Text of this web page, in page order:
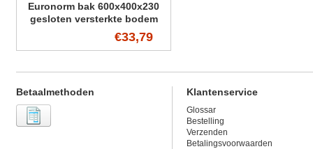
Euronorm bak 600x400x230
gesloten versterkte bodem
€33,79
Betaalmethoden Klantenservice
Glossar
Bestelling
Verzenden
Betalingsvoorwaarden